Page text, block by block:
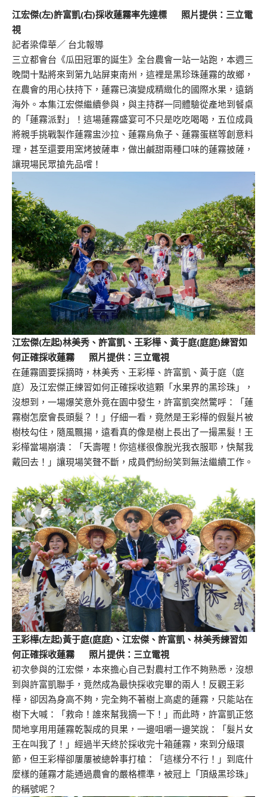
江宏傑(左)許富凱(右)採收蓮霧率先達標 照片提供：三立電
視
記者梁偉華／ 台北報導
三立都會台《瓜田冠軍的誕生》全台農會一站一站跑，本週三
晚間十點將來到第九站屏東南州，這裡是黑珍珠蓮霧的故鄉，
在農會的用心扶持下，蓮霧已演變成精緻化的國際水果，遠銷
海外。本集江宏傑繼續參與，與主持群一同體驗從產地到餐桌
的「蓮霧派對」！這場蓮霧盛宴可不只是吃吃喝喝，五位成員
將親手挑戰製作蓮霧盅沙拉、蓮霧烏魚子、蓮霧蛋糕等創意料
理，甚至還要用窯烤披薩車，做出鹹甜兩種口味的蓮霧披薩，
讓現場民眾搶先品嚐！
江宏傑(左起)林美秀、許富凱、王彩樺、黃于庭(庭庭)練習如
何正確採收蓮霧 照片提供：三立電視
在蓮霧園要採摘時，林美秀、王彩樺、許富凱、黃于庭（庭
庭）及江宏傑正練習如何正確採收這顆「水果界的黑珍珠」，
沒想到，一場爆笑意外竟在園中發生，許富凱突然驚呼：「蓮
霧樹怎麼會長頭髮？！」仔細一看，竟然是王彩樺的假髮片被
樹枝勾住，隨風飄揚，遠看真的像是樹上長出了一撮黑髮！王
彩樺當場崩潰：「夭壽喔！你這樣很像脫光我衣服耶，快幫我
戴回去！」讓現場笑聲不斷，成員們紛紛笑到無法繼續工作。
王彩樺(左起)黃于庭(庭庭)、江宏傑、許富凱、林美秀練習如
何正確採收蓮霧 照片提供：三立電視
初次參與的江宏傑，本來擔心自己對農村工作不夠熟悉，沒想
到與許富凱聯手，竟然成為最快採收完畢的兩人！反觀王彩
樺，卻因為身高不夠，完全夠不著樹上高處的蓮霧，只能站在
樹下大喊：「救命！誰來幫我摘一下！」而此時，許富凱正悠
閒地享用用蓮霧乾製成的貝果，一邊咀嚼一邊笑說：「髮片女
王在叫我了！」經過半天終於採收完十箱蓮霧，來到分級環
節，但王彩樺卻屢屢被總幹事打槍：「這樣分不行！」到底什
麼樣的蓮霧才能通過農會的嚴格標準，被冠上「頂級黑珍珠」
的稱號呢？